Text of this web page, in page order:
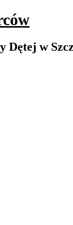
Dętej w